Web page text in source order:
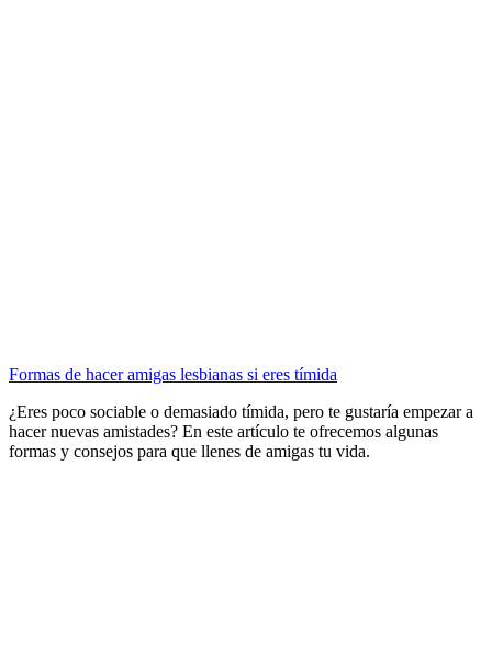
Formas de hacer amigas lesbianas si eres tímida
¿Eres poco sociable o demasiado tímida, pero te gustaría empezar a
hacer nuevas amistades? En este artículo te ofrecemos algunas
formas y consejos para que llenes de amigas tu vida.